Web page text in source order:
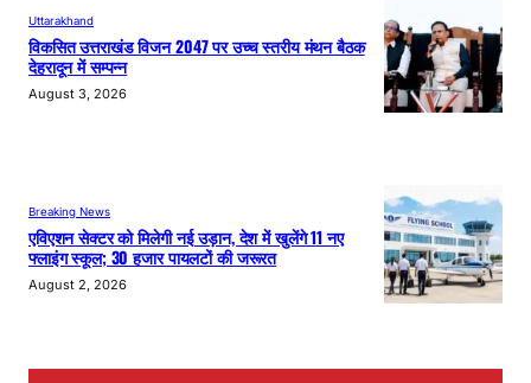
Uttarakhand
विकसित उत्तराखंड विजन 2047 पर उच्च स्तरीय मंथन बैठक
देहरादून में सम्पन्न
August 3, 2026
Breaking News
एविएशन सेक्टर को मिलेगी नई उड़ान, देश में खुलेंगे 11 नए
फ्लाइंग स्कूल; 30 हजार पायलटों की जरूरत
August 2, 2026